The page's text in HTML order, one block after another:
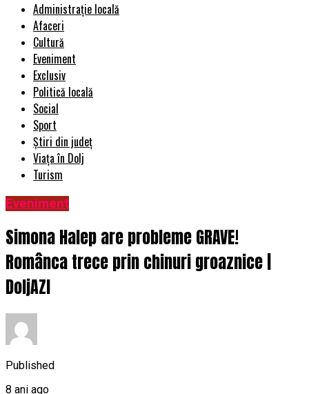
Administrație locală
Afaceri
Cultură
Eveniment
Exclusiv
Politică locală
Social
Sport
Știri din județ
Viața în Dolj
Turism
Eveniment
Simona Halep are probleme GRAVE!
Românca trece prin chinuri groaznice |
DoljAZI
Published
8 ani ago